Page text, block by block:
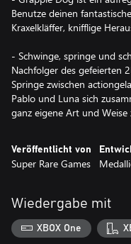
Benutze deinen
Kraxelkläffer, knifflige
- Schwinge, springe und
Nachfolger des gefeierten
Springe zwischen
Pablo und Luna sich
ganz eigene Art und
Veröffentlicht von
Super Rare Games
Wiedergabe mit
XBOX One